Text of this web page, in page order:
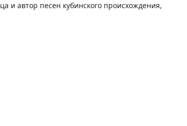
и автор песен кубинского происхождения,